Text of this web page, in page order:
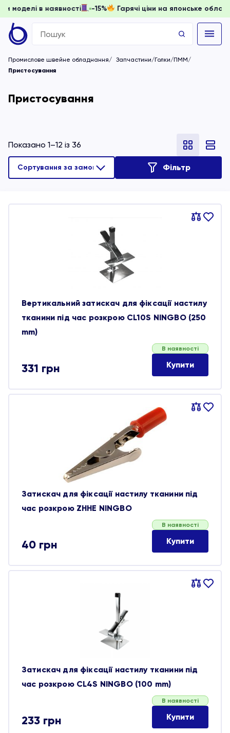
доки моделі в наявності -15% Гарячі ціни на
Search
for:
Промислове швейне обладнання
Запчастини/Голки/ПММ
Пристосування
Пристосування
Показано 1–12 із 36
Фільтр
Порівняти
В
Вертикальний затискач для фіксації настилу
тканини під час розкрою CL10S NINGBO (250
mm)
331 грн
В наявності
Купити
Порівняти
В
Затискач для фіксації настилу тканини під
час розкрою ZHHE NINGBO
40 грн
В наявності
Купити
Порівняти
В
Затискач для фіксації настилу тканини під
час розкрою CL4S NINGBO (100 mm)
233 грн
В наявності
Купити